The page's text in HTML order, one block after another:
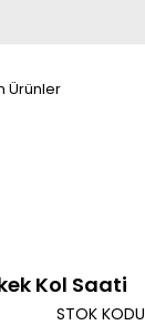
Ürünler
Kol Saati
STOK KODU